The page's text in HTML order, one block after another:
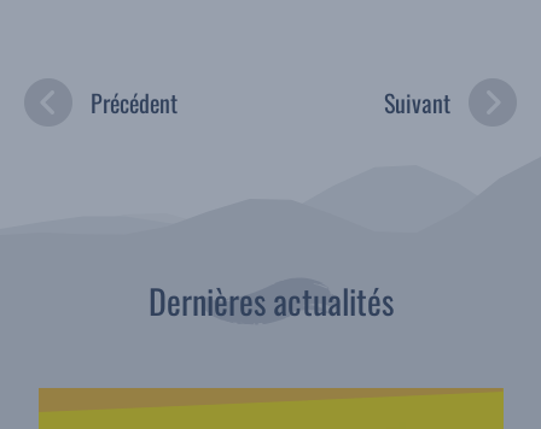
Précédent Suivant
Dernières actualités